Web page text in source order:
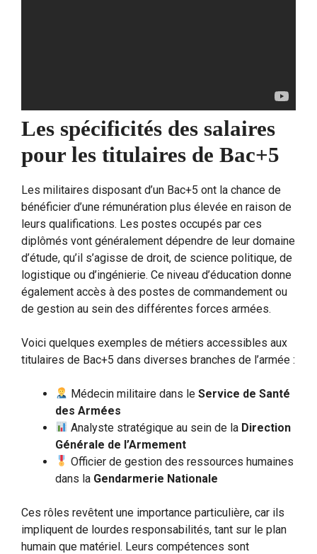
Les spécificités des salaires
pour les titulaires de Bac+5
Les militaires disposant d’un Bac+5 ont la chance de
bénéficier d’une rémunération plus élevée en raison de
leurs qualifications. Les postes occupés par ces
diplômés vont généralement dépendre de leur domaine
d’étude, qu’il s’agisse de droit, de science politique, de
logistique ou d’ingénierie. Ce niveau d’éducation donne
également accès à des postes de commandement ou
de gestion au sein des différentes forces armées.
Voici quelques exemples de métiers accessibles aux
titulaires de Bac+5 dans diverses branches de l’armée :
Médecin militaire dans leService de Santé
des Armées
Analyste stratégique au sein de la Direction
Générale de l’Armement
Officier de gestion des ressources humaines
dans la Gendarmerie Nationale
Ces rôles revêtent une importance particulière, car ils
impliquent de lourdes responsabilités, tant sur le plan
humain que matériel. Leurs compétences sont